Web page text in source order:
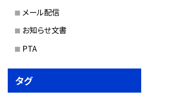
メール配信
お知らせ文書
PTA
タグ